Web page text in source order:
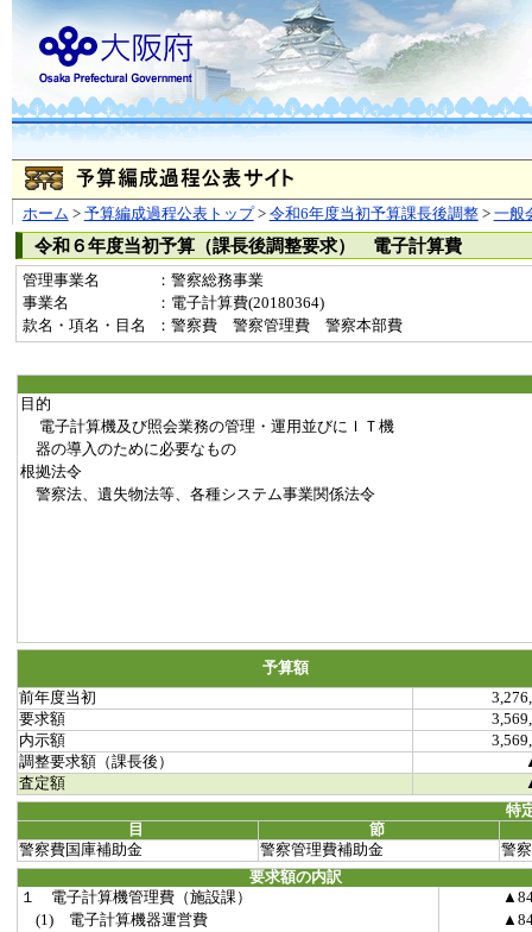
ホーム > 予算編成過程公表トップ> 令和6年度当初予算課長後調整> 一般
令和６年度当初予算（課長後調整要求） 電子計算費
管理事業名
：警察総務事業
事業名
：電子計算費(20180364)
款名・項名・目名
：警察費 警察管理費 警察本部費
目的
電子計算機及び照会業務の管理・運用並びにＩＴ機
器の導入のために必要なもの
根拠法令
警察法、遺失物法等、各種システム事業関係法令
予算額
前年度当初
要求額
内示額
調整要求額（課長後）
査定額
特
目
節
警察費国庫補助金
警察管理費補助金
警
要求額の内訳
１ 電子計算機管理費（施設課）
(1) 電子計算機器運営費